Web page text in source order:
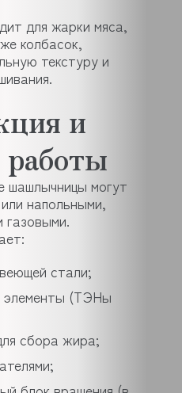
для жарки мяса,
колбасок,
текстуру и
и
шашлычницы могут
напольными,
газовыми.
стали;
элементы (ТЭНы
сбора жира;